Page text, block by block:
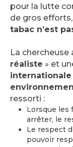
pour la lutte
de gros efforts,
tabac n’est
La chercheuse
réaliste » et
ressorti :
Lorsque les
arrêter, le
Le respect
pouvoir